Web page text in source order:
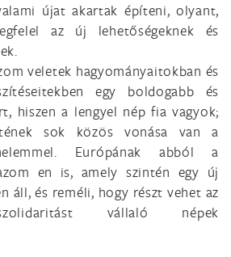
újat akartak építeni, olyant,
az új lehetőségeknek és
veletek hagyományaitokban és
egy boldogabb és
hiszen a lengyel nép fia vagyok;
sok közös vonása van a
Európának abból a
en is, amely szintén egy új
áll, és reméli, hogy részt vehet az
vállaló népek